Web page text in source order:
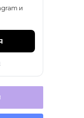
и